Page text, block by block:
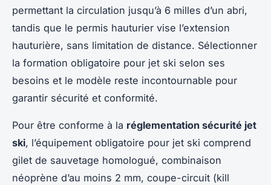
permettant la circulation jusqu’à 6 milles d’un abri,
tandis que le permis hauturier vise l’extension
hauturière, sans limitation de distance. Sélectionner
la formation obligatoire pour jet ski selon ses
besoins et le modèle reste incontournable pour
garantir sécurité et conformité.
Pour être conforme à la réglementation sécurité jet
ski, l’équipement obligatoire pour jet ski comprend
gilet de sauvetage homologué, combinaison
néoprène d’au moins 2 mm, coupe-circuit (kill